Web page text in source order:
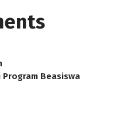
Beasiswa